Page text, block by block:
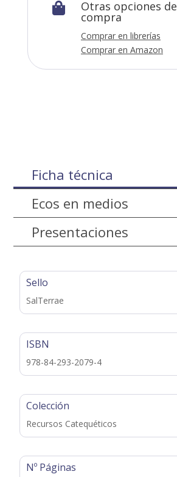
 Otras opciones de
compra
Comprar en librerías
Comprar en Amazon
Ficha técnica
Ecos en medios
Presentaciones
Sello
SalTerrae
ISBN
978-84-293-2079-4
Colección
Recursos Catequéticos
Nº Páginas